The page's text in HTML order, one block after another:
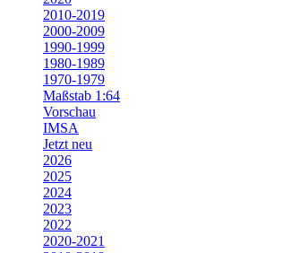
2010-2019
2000-2009
1990-1999
1980-1989
1970-1979
Maßstab 1:64
Vorschau
IMSA
Jetzt neu
2026
2025
2024
2023
2022
2020-2021